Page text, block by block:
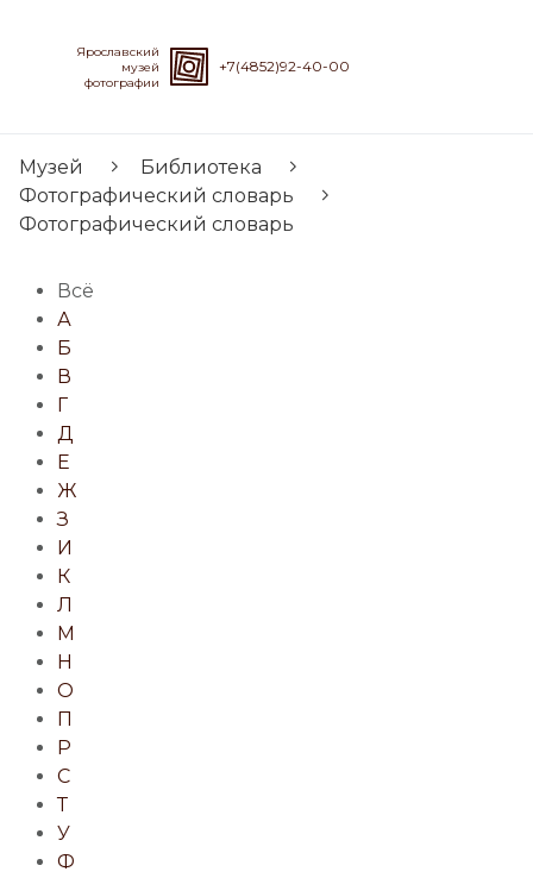
Ярославский
музей
фотографии
+7(4852)92-40-00
Музей
Библиотека
Фотографический словарь
Фотографический словарь
Всё
А
Б
В
Г
Д
Е
Ж
З
И
К
Л
М
Н
О
П
Р
С
Т
У
Ф